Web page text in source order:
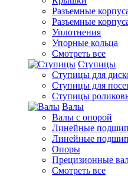
Разъемные
Разъемные
Уплотнения
Упорные кольца
Смотреть все
Ступицы
Ступицы для
Ступицы для
Ступицы
Валы
Валы с опорой
Линейные
Линейные
Опоры
Прецизионные
Смотреть все